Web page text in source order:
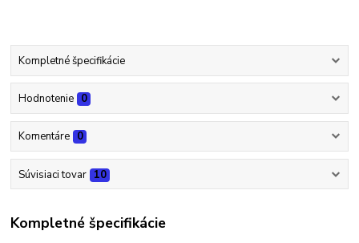
Kompletné špecifikácie
Hodnotenie 0
Komentáre 0
Súvisiaci tovar 10
Kompletné špecifikácie